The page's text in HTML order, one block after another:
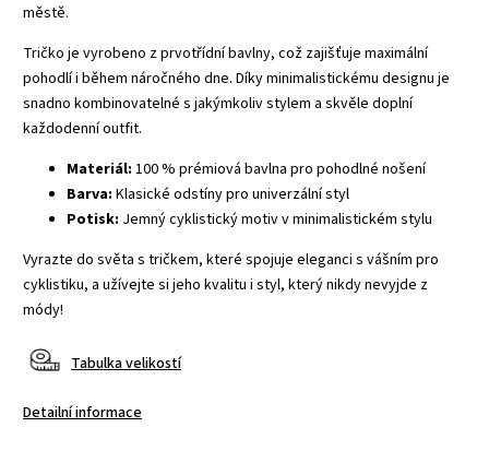
městě.
Tričko je vyrobeno z prvotřídní bavlny, což zajišťuje maximální
pohodlí i během náročného dne. Díky minimalistickému designu je
snadno kombinovatelné s jakýmkoliv stylem a skvěle doplní
každodenní outfit.
Materiál: 100 % prémiová bavlna pro pohodlné nošení
Barva: Klasické odstíny pro univerzální styl
Potisk: Jemný cyklistický motiv v minimalistickém stylu
Vyrazte do světa s tričkem, které spojuje eleganci s vášním pro
cyklistiku, a užívejte si jeho kvalitu i styl, který nikdy nevyjde z
módy!
Tabulka velikostí
Detailní informace